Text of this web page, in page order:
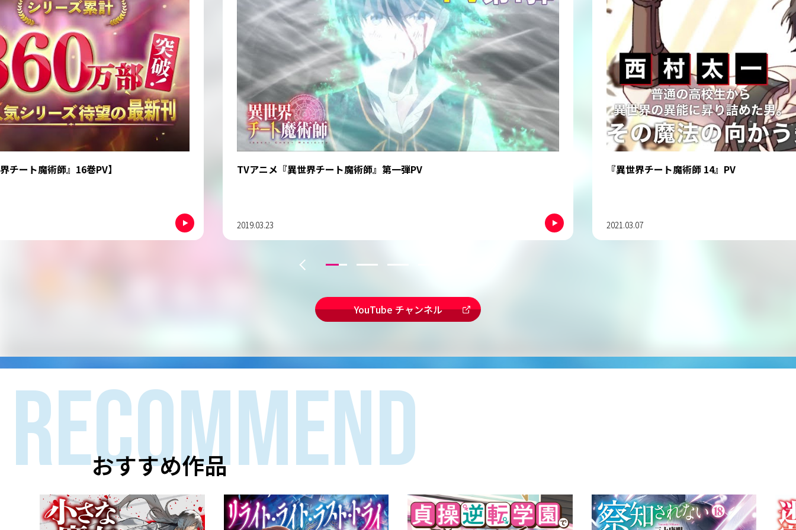
チート魔術師』16巻PV】 TVアニメ『異世界チート魔術師』第一弾PV
2019.03.23
『異世界チート魔術師 14』PV
2021.03.07
YouTube チャンネル
RECOMMEND
おすすめ作品